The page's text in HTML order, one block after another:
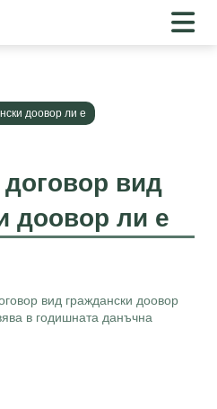
доовор ли е
договор вид
доовор ли е
вид граждански доовор
в годишната данъчна